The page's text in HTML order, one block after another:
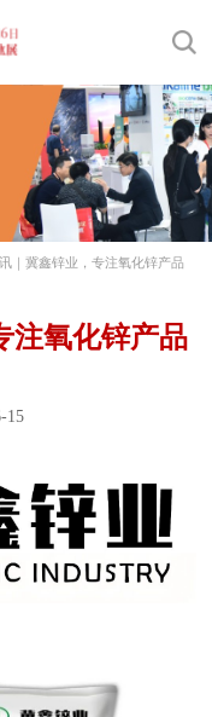
｜冀鑫锌业，专注氧化锌产品
注氧化锌产品
15